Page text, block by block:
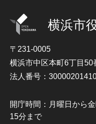
横浜市
〒231-0005
横浜市中区本町6丁目50
法人番号：
開庁時間：月曜日から
15分まで